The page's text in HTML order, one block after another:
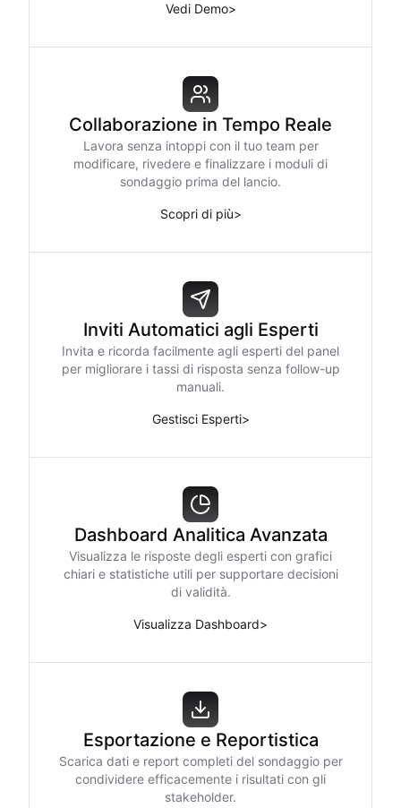
Vedi Demo>
Collaborazione in Tempo Reale
Lavora senza intoppi con il tuo team per
modificare, rivedere e finalizzare i moduli di
sondaggio prima del lancio.
Scopri di più>
Inviti Automatici agli Esperti
Invita e ricorda facilmente agli esperti del panel
per migliorare i tassi di risposta senza follow-up
manuali.
Gestisci Esperti>
Dashboard Analitica Avanzata
Visualizza le risposte degli esperti con grafici
chiari e statistiche utili per supportare decisioni
di validità.
Visualizza Dashboard>
Esportazione e Reportistica
Scarica dati e report completi del sondaggio per
condividere efficacemente i risultati con gli
stakeholder.